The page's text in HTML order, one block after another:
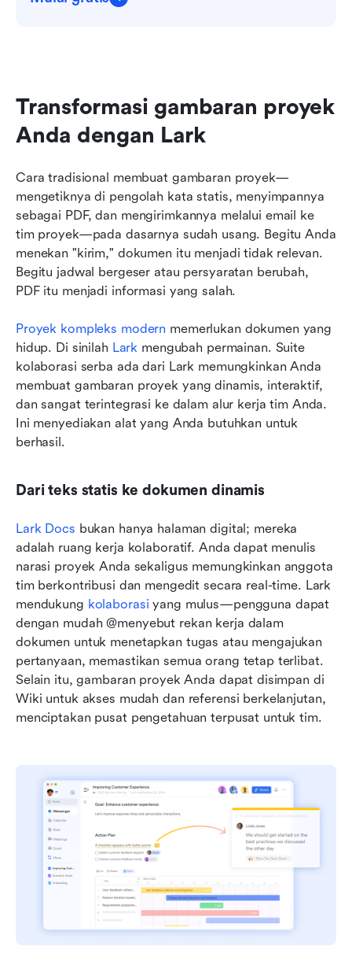
Transformasi gambaran proyek
Anda dengan Lark
Cara tradisional membuat gambaran proyek—
mengetiknya di pengolah kata statis, menyimpannya
sebagai PDF, dan mengirimkannya melalui email ke
tim proyek—pada dasarnya sudah usang. Begitu Anda
menekan "kirim," dokumen itu menjadi tidak relevan.
Begitu jadwal bergeser atau persyaratan berubah,
PDF itu menjadi informasi yang salah.
Proyek kompleks modern memerlukan dokumen yang
hidup. Di sinilah Lark mengubah permainan. Suite
kolaborasi serba ada dari Lark memungkinkan Anda
membuat gambaran proyek yang dinamis, interaktif,
dan sangat terintegrasi ke dalam alur kerja tim Anda.
Ini menyediakan alat yang Anda butuhkan untuk
berhasil.
Dari teks statis ke dokumen dinamis
Lark Docs bukan hanya halaman digital; mereka
adalah ruang kerja kolaboratif. Anda dapat menulis
narasi proyek Anda sekaligus memungkinkan anggota
tim berkontribusi dan mengedit secara real-time. Lark
mendukung kolaborasi yang mulus—pengguna dapat
dengan mudah @menyebut rekan kerja dalam
dokumen untuk menetapkan tugas atau mengajukan
pertanyaan, memastikan semua orang tetap terlibat.
Selain itu, gambaran proyek Anda dapat disimpan di
Wiki untuk akses mudah dan referensi berkelanjutan,
menciptakan pusat pengetahuan terpusat untuk tim.